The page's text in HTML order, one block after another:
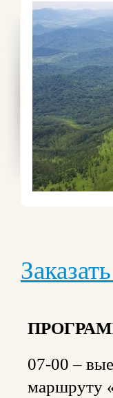
07-00 –
маршруту